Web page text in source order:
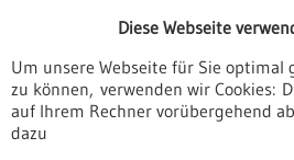
Pressemitteilung - 25.11.2021
Vitamin D-angereicherte
könnten Krebssterblichkeit
Diese Webseite
Um unsere Webseite für Sie optimal
zu können, verwenden wir Cookies:
auf Ihrem Rechner vorübergehend
dazu